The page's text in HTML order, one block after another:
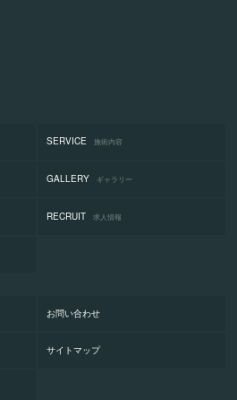
SERVICE 施術内容
GALLERY ギャラリー
RECRUIT 求人情報
お問い合わせ
サイトマップ